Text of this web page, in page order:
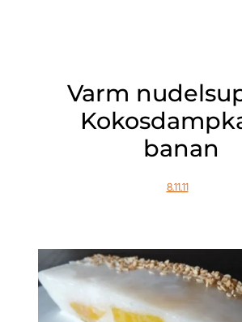
Varm
banan
8.11.11